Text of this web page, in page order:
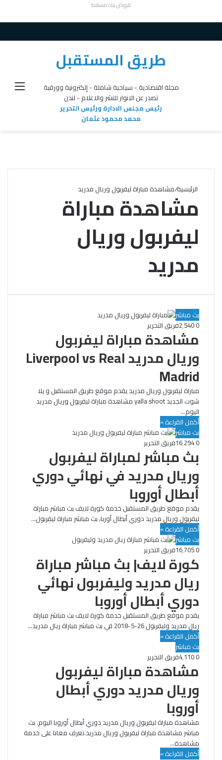
قروض بنك مسقط
طريق المستقبل
مجلة اقتصادية - سياحية شاملة - إلكترونية وورقية
تصدر عن الانوار للنشر والاعلام - لندن
رئيس مجلس الادارة ورئيس التحرير
محمد محمود عثمان
الرئيسية/مشاهدة مباراة ليفربول وريال مدريد
مشاهدة مباراة
ليفربول وريال
مدريد
بث مباشر
فريق التحرير
0
مشاهدة مباراة ليفربول
وريال مدريد Liverpool vs Real
Madrid
مباراة ليفربول وريال مدريد يقدم موقع طريق المستقبل و يلا
شوت الجديد yalla shoot مشاهدة مباراة ليفربول وريال مدريد
اليوم…
أكمل القراءة »
بث مباشر
فريق التحرير
0
بث مباشر لمباراة ليفربول
وريال مدريد في نهائي دوري
أبطال أوروبا
يقدم موقع طريق المستقبل خدمة كورة لايف بث مباشر مباراة
ليفربول وريال مدريد دوري أبطال أوربا، بث مباشر مباراة ليفربول…
أكمل القراءة »
بث مباشر
فريق التحرير
0
كورة لايف| بث مباشر مباراة
ريال مدريد وليفربول نهائي
دوري أبطال أوروبا
يقدم موقع طريق المستقبل خدمة كورة لايف بث مباشر مباراة
ريال مدريد وليفربول 26-5-2018 في بث مباشر مباراة ريال مدريد…
أكمل القراءة »
بث مباشر
فريق التحرير
0
مشاهدة مباراة ليفربول
وريال مدريد دوري أبطال
أوروبا
مشاهدة مباراة ليفربول وريال مدريد دوري أبطال أوروبا اليوم. بث
مباشر مشاهدة مباراة ليفربول وريال مدريد.تعرف معانا على خدمة
مشاهدة…
أكمل القراءة »